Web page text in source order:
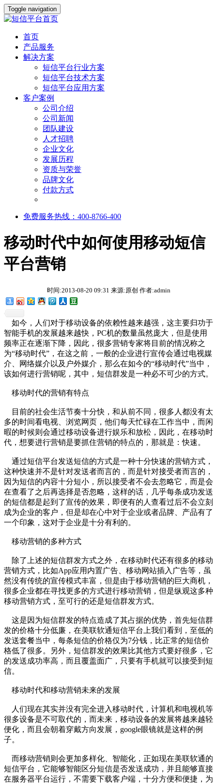
Toggle navigation
首页
产品服务
解决方案
短信平台行业方案
短信平台技术方案
短信平台应用方案
客户案例
公司介绍
公司新闻
团队建设
人才招聘
企业文化
发展历程
资质与荣誉
品牌文化
付款方式
免费服务热线：400-8766-400
移动时代中如何使用移动短信
平台营销
时间:2013-08-20 09:31 来源:原创 作者:admin
如今，人们对于移动设备的依赖性越来越强，这主要归功于
智能手机的发展越来越快，PC机的数量虽然庞大，但是使用
频率正在逐渐下降，因此，很多营销专家将目前的情况称之
为“移动时代”，在这之前，一般的企业进行宣传会通过电视媒
介、网络媒介以及户外媒介，那么在如今的“移动时代”当中，
该如何进行营销呢，其中，短信群发是一种必不可少的方式。
移动时代的营销有特点
目前的社会生活节奏十分快，和从前不同，很多人都没有太
多的时间看电视、浏览网页，他们每天忙碌在工作当中，而闲
暇的时候则会通过移动设备进行娱乐和放松，因此，在移动时
代，想要进行营销是要抓住营销的特点的，那就是：快速。
通过短信平台发送短信的方式是一种十分快速的营销方式，
这种快速并不是针对发送者而言的，而是针对接受者而言的，
因为短信的内容十分短小，所以接受者不会去忽略它，而是会
在查看了之后再选择是否忽略，这样的话，几乎每条成功发送
的短信都是起到了宣传的效果，即便有的人查看过后不会立刻
成为企业的客户，但是却在心中对于企业或者品牌、产品有了
一个印象，这对于企业是十分有利的。
移动营销的多种方式
除了上述的短信群发方式之外，在移动时代还有很多的移动
营销方式，比如App应用内置广告、移动网站插入广告等，虽
然没有传统的宣传模式丰富，但是由于移动营销的巨大商机，
很多企业都在寻找更多的方式进行移动营销，但是纵观这多种
移动营销方式，至可行的还是短信群发方式。
这是因为短信群发的特点造成了其占据的优势，首先短信群
发的价格十分低廉，在美联软通短信平台上我们看到，至低的
发送套餐当中，每条短信的价格仅为7分钱，比正常的短信价
格低了很多。另外，短信群发的效果比其他方式要好很多，它
的发送成功率高，而且覆盖面广，只要有手机就可以接受到短
信。
移动时代和移动营销未来的发展
人们现在其实并没有完全进入移动时代，计算机和电视机等
很多设备是不可取代的，而未来，移动设备的发展将越来越轻
便化，而且会朝着穿戴方向发展，google眼镜就是这样的例
子。
而移动营销则会更加多样化、智能化，正如现在美联软通的
短信平台，它能够智能区分短信是否发送成功，并且能够直接
在服务器平台运行，不需要下载客户端，十分方便和便捷，为